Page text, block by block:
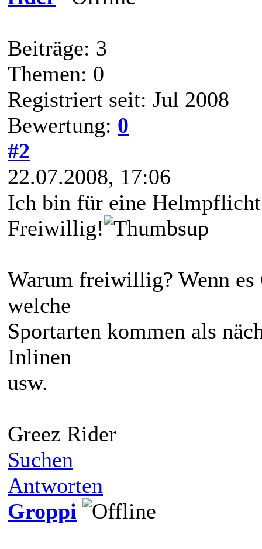
Beiträge: 3
Themen: 0
Registriert seit: Jul 2008
Bewertung: 0
#2
22.07.2008, 17:06
Ich bin für eine
Freiwillig!
Warum freiwillig? Wenn
welche
Sportarten kommen als
Inlinen
usw.
Greez Rider
Suchen
Antworten
Groppi